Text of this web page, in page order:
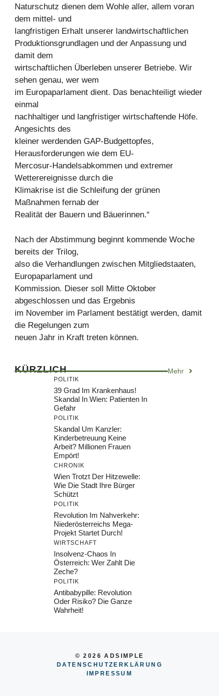
Naturschutz dienen dem Wohle aller, allem voran
dem mittel- und
langfristigen Erhalt unserer landwirtschaftlichen
Produktionsgrundlagen und der Anpassung und
damit dem
wirtschaftlichen Überleben unserer Betriebe. Wir
sehen genau, wer wem
im Europaparlament dient. Das benachteiligt wieder
einmal
nachhaltiger und langfristiger wirtschaftende Höfe.
Angesichts des
kleiner werdenden GAP-Budgettopfes,
Herausforderungen wie dem EU-
Mercosur-Handelsabkommen und extremer
Wetterereignisse durch die
Klimakrise ist die Schleifung der grünen
Maßnahmen fernab der
Realität der Bauern und Bäuerinnen.“
Nach der Abstimmung beginnt kommende Woche
bereits der Trilog,
also die Verhandlungen zwischen Mitgliedstaaten,
Europaparlament und
Kommission. Dieser soll Mitte Oktober
abgeschlossen und das Ergebnis
im November im Parlament bestätigt werden, damit
die Regelungen zum
neuen Jahr in Kraft treten können.
KÜRZLICH Mehr
POLITIK
39 Grad Im Krankenhaus!
Skandal In Wien: Patienten In
Gefahr
POLITIK
Skandal Um Kanzler:
Kinderbetreuung Keine
Arbeit? Millionen Frauen
Empört!
CHRONIK
Wien Trotzt Der Hitzewelle:
Wie Die Stadt Ihre Bürger
Schützt
POLITIK
Revolution Im Nahverkehr:
Niederösterreichs Mega-
Projekt Startet Durch!
WIRTSCHAFT
Insolvenz-Chaos In
Österreich: Wer Zahlt Die
Zeche?
POLITIK
Antibabypille: Revolution
Oder Risiko? Die Ganze
Wahrheit!
© 2026 ADSIMPLE
DATENSCHUTZERKLÄRUNG
IMPRESSU M